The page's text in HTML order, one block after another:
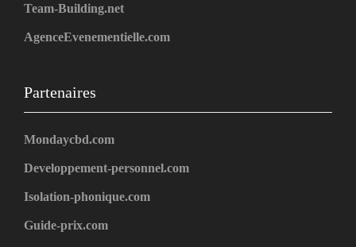
Team-Building.net
AgenceEvenementielle.com
Partenaires
Mondaycbd.com
Developpement-personnel.com
Isolation-phonique.com
Guide-prix.com